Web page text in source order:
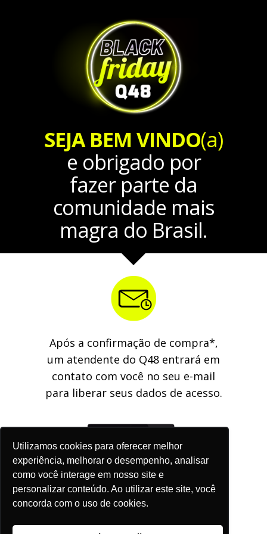
Utilizamos cookies para oferecer melhor
experiência, melhorar o desempenho, analisar
como você interage em nosso site e
personalizar conteúdo. Ao utilizar este site, você
concorda com o uso de cookies.
SEJA BEM VINDO(a)
e obrigado por
fazer parte da
comunidade mais
magra do Brasil.
Após a confirmação de compra*,
um atendente do Q48 entrará em
contato com você no seu e-mail
para liberar seus dados de acesso.